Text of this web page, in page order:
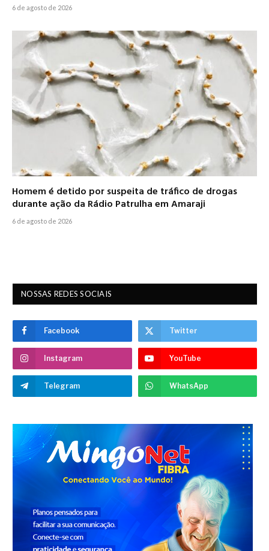
6 de agosto de 2026
Homem é detido por suspeita de tráfico de drogas
durante ação da Rádio Patrulha em Amaraji
6 de agosto de 2026
NOSSAS REDES SOCIAIS
Facebook Twitter
Instagram YouTube
Telegram WhatsApp